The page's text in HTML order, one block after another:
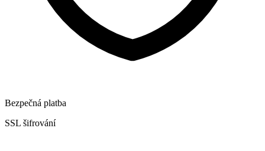
Bezpečná platba
SSL šifrování